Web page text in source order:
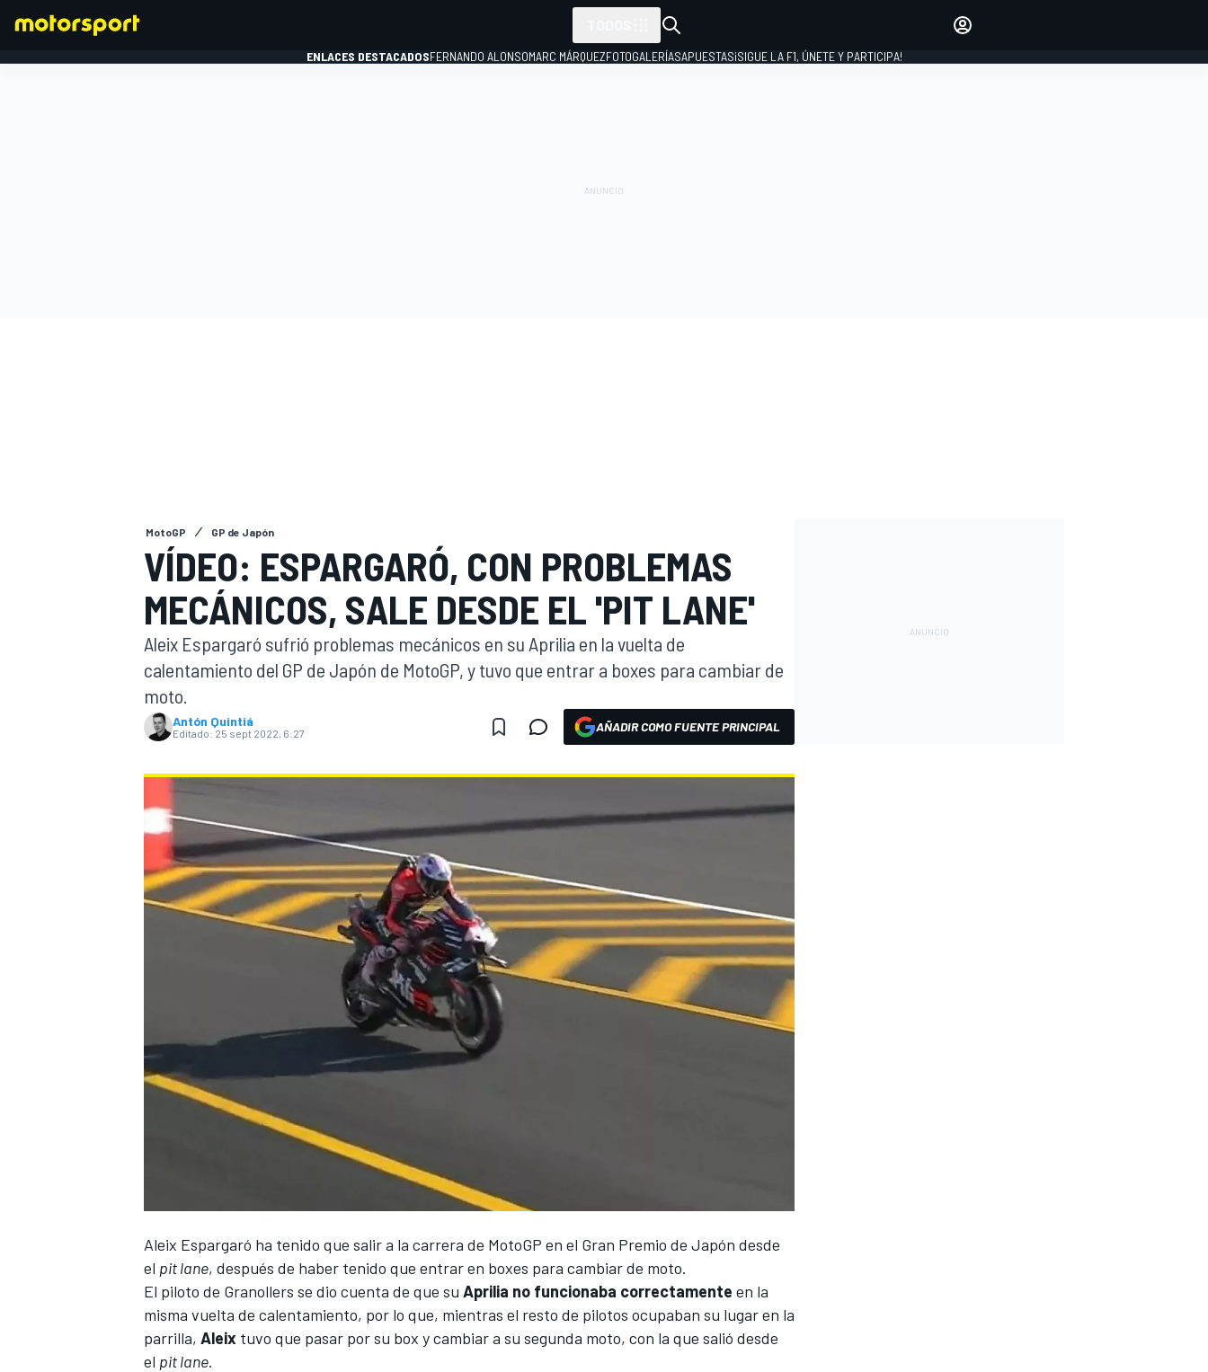
WEC
ENLACES DESTACADOSFERNANDO ALONSOMARC MÁRQUEZFOTOGALERÍASAPUESTAS¡SIGUE LA F1, ÚNETE Y PARTICIPA!
MotoGP GP de Japón
VÍDEO: ESPARGARÓ, CON PROBLEMAS
MECÁNICOS, SALE DESDE EL 'PIT LANE'
Aleix Espargaró sufrió problemas mecánicos en su Aprilia en la vuelta de
calentamiento del GP de Japón de MotoGP, y tuvo que entrar a boxes para cambiar de
moto.
Antón Quintiá
Editado: 25 sept 2022, 6:27 AÑADIR COMO FUENTE PRINCIPAL
Aleix Espargaró ha tenido que salir a la carrera de MotoGP en el Gran Premio de Japón desde
el pit lane, después de haber tenido que entrar en boxes para cambiar de moto.
El piloto de Granollers se dio cuenta de que su Aprilia no funcionaba correctamente en la
misma vuelta de calentamiento, por lo que, mientras el resto de pilotos ocupaban su lugar en la
parrilla, Aleix tuvo que pasar por su box y cambiar a su segunda moto, con la que salió desde
el pit lane.